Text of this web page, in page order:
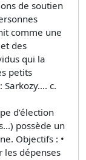
de soutien
comme une
des
qui la
petits
Sarkozy…. c.
d’élection
possède un
Objectifs : •
les dépenses